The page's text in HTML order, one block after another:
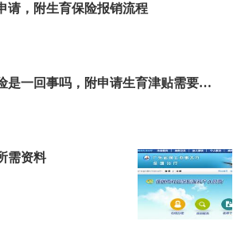
请，附生育保险报销流程
生育津贴和生育保险是一回事吗，附申请生育津贴需要的条件
需资料